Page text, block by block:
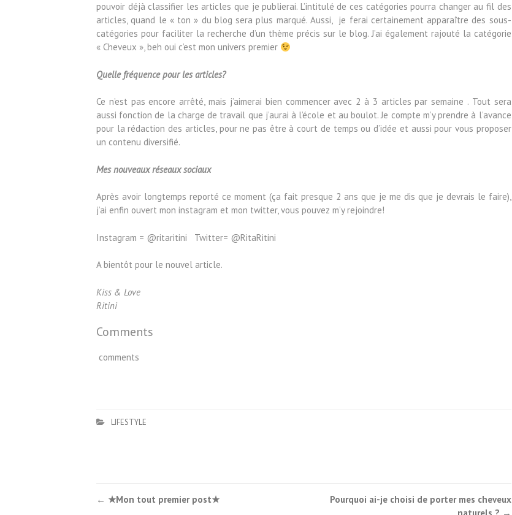
pouvoir déjà classifier les articles que je publierai. L’intitulé de ces catégories pourra changer au fil des
articles, quand le « ton » du blog sera plus marqué. Aussi, je ferai certainement apparaître des sous-
catégories pour faciliter la recherche d’un thème précis sur le blog. J’ai également rajouté la catégorie
« Cheveux », beh oui c’est mon univers premier
Quelle fréquence pour les articles?
Ce n’est pas encore arrêté, mais j’aimerai bien commencer avec 2 à 3 articles par semaine . Tout sera
aussi fonction de la charge de travail que j’aurai à l’école et au boulot. Je compte m’y prendre à l’avance
pour la rédaction des articles, pour ne pas être à court de temps ou d’idée et aussi pour vous proposer
un contenu diversifié.
Mes nouveaux réseaux sociaux
Après avoir longtemps reporté ce moment (ça fait presque 2 ans que je me dis que je devrais le faire),
j’ai enfin ouvert mon instagram et mon twitter, vous pouvez m’y rejoindre!
Instagram = @ritaritini Twitter= @RitaRitini
A bientôt pour le nouvel article.
Kiss & Love
Ritini
Comments
comments
LIFESTYLE
Post
← ★Mon tout premier post★
Pourquoi ai-je choisi de porter mes cheveux